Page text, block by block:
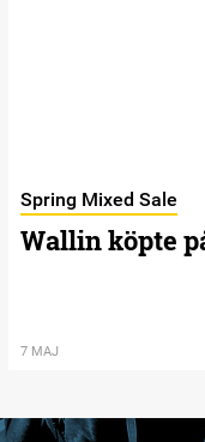
Spring Mixed Sale
Wallin köpte
7 MAJ